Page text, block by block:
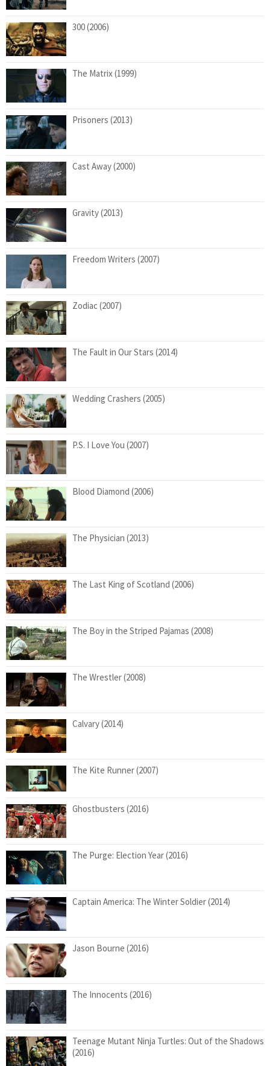
300 (2006)
The Matrix (1999)
Prisoners (2013)
Cast Away (2000)
Gravity (2013)
Freedom Writers (2007)
Zodiac (2007)
The Fault in Our Stars (2014)
Wedding Crashers (2005)
P.S. I Love You (2007)
Blood Diamond (2006)
The Physician (2013)
The Last King of Scotland (2006)
The Boy in the Striped Pajamas (2008)
The Wrestler (2008)
Calvary (2014)
The Kite Runner (2007)
Ghostbusters (2016)
The Purge: Election Year (2016)
Captain America: The Winter Soldier (2014)
Jason Bourne (2016)
The Innocents (2016)
Teenage Mutant Ninja Turtles: Out of the Shadows
(2016)